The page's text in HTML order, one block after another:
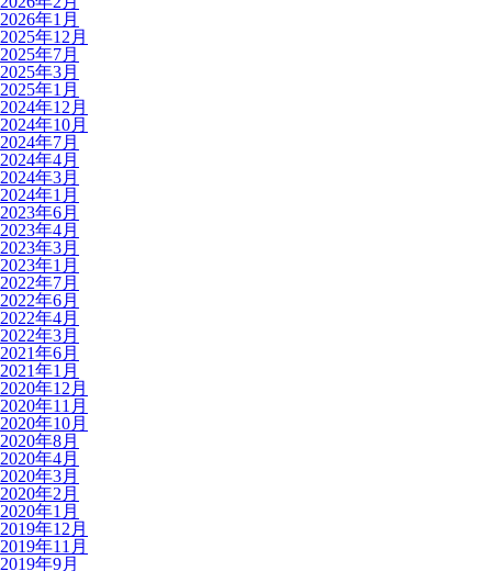
2026年1月
2025年12月
2025年7月
2025年3月
2025年1月
2024年12月
2024年10月
2024年7月
2024年4月
2024年3月
2024年1月
2023年6月
2023年4月
2023年3月
2023年1月
2022年7月
2022年6月
2022年4月
2022年3月
2021年6月
2021年1月
2020年12月
2020年11月
2020年10月
2020年8月
2020年4月
2020年3月
2020年2月
2020年1月
2019年12月
2019年11月
2019年9月